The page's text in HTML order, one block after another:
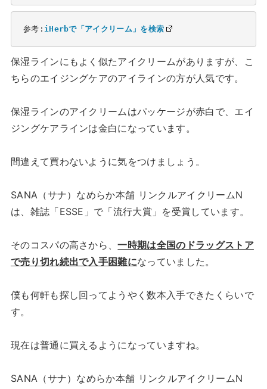
参考: iHerbで「アイクリーム」を検索
保湿ラインにもよく似たアイクリームがありますが、こ
ちらのエイジングケアのアイラインの方が人気です。
保湿ラインのアイクリームはパッケージが赤白で、エイ
ジングケアラインは金白になっています。
間違えて買わないように気をつけましょう。
SANA（サナ）なめらか本舗 リンクルアイクリームN
は、雑誌「ESSE」で「流行大賞」を受賞しています。
そのコスパの高さから、一時期は全国のドラッグストア
で売り切れ続出で入手困難になっていました。
僕も何軒も探し回ってようやく数本入手できたくらいで
す。
現在は普通に買えるようになっていますね。
SANA（サナ）なめらか本舗 リンクルアイクリームN